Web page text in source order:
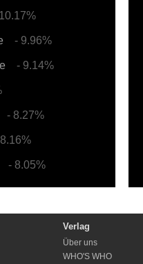
- 9.96%
- 9.14%
- 8.27%
- 8.05%
Verlag
Über uns
WHO'S WHO